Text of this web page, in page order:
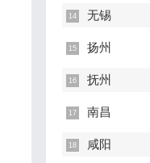
无锡
扬州
抚州
南昌
咸阳